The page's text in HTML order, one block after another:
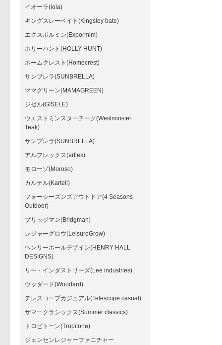
イオーラ(iola)
キングスレーベイト(Kingsley bate)
エクスポルミン(Expormim)
ホリーハント(HOLLY HUNT)
ホームクレスト(Homecrest)
サンブレラ(SUNBRELLA)
ママグリーン(MAMAGREEN)
ジゼル(GISELE)
ウエストミンスターチーク(Westminster
Teak)
サンブレラ(SUNBRELLA)
アルフレックス(arflex)
モローゾ(Moroso)
カルテル(Kartell)
フォーシーズンズアウトドア(4 Seasons
Outdoor)
ブリッジマン(Bridgman)
レジャーグロウ(LeisureGrow)
ヘンリーホールデザイン(HENRY HALL
DESIGNS)
リー・インダストリーズ(Lee industries)
ウッダード(Woodard)
テレスコープカジュアル(Telescope casual)
サマークラシックス(Summer classics)
トロピトーン(Tropitone)
ジェンセンレジャーファニチャー